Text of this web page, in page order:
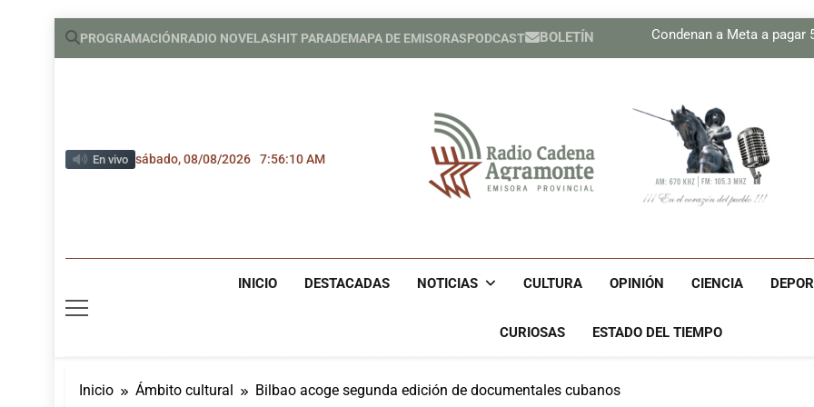
Saltar
PROGRAMACIÓNRADIO NOVELASHIT PARADEMAPA DE EMISORASPODCAST BOLETÍN
Condenan a Meta a pagar
Prensa de EEUU divulga
Condenan a Meta a pagar
Prensa de EEUU
Díaz-Canel asiste al
En vivo sábado, 08/08/2026 7:56:12 AM
Radio Cadena
INICIO DESTACADAS NOTICIAS CULTURA OPINIÓN CIENCIA
CURIOSAS ESTADO DEL TIEMPO
Inicio Ámbito cultural Bilbao acoge segunda edición de documentales cubanos